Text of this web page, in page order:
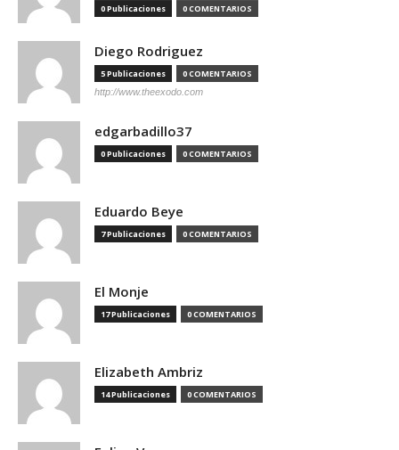
0 Publicaciones 0 COMENTARIOS
Diego Rodriguez
5 Publicaciones 0 COMENTARIOS
http://www.theexodo.com
edgarbadillo37
0 Publicaciones 0 COMENTARIOS
Eduardo Beye
7 Publicaciones 0 COMENTARIOS
El Monje
17 Publicaciones 0 COMENTARIOS
Elizabeth Ambriz
14 Publicaciones 0 COMENTARIOS